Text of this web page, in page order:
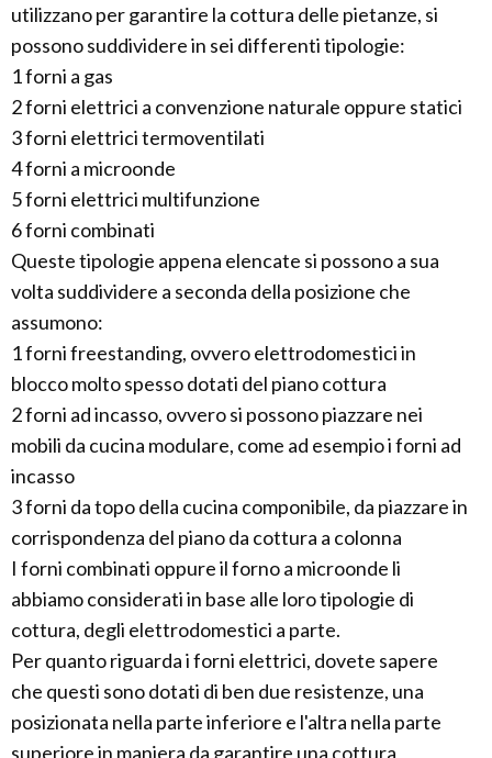
utilizzano per garantire la cottura delle pietanze, si
possono suddividere in sei differenti tipologie:
1 forni a gas
2 forni elettrici a convenzione naturale oppure statici
3 forni elettrici termoventilati
4 forni a microonde
5 forni elettrici multifunzione
6 forni combinati
Queste tipologie appena elencate si possono a sua
volta suddividere a seconda della posizione che
assumono:
1 forni freestanding, ovvero elettrodomestici in
blocco molto spesso dotati del piano cottura
2 forni ad incasso, ovvero si possono piazzare nei
mobili da cucina modulare, come ad esempio i forni ad
incasso
3 forni da topo della cucina componibile, da piazzare in
corrispondenza del piano da cottura a colonna
I forni combinati oppure il forno a microonde li
abbiamo considerati in base alle loro tipologie di
cottura, degli elettrodomestici a parte.
Per quanto riguarda i forni elettrici, dovete sapere
che questi sono dotati di ben due resistenze, una
posizionata nella parte inferiore e l'altra nella parte
superiore in maniera da garantire una cottura